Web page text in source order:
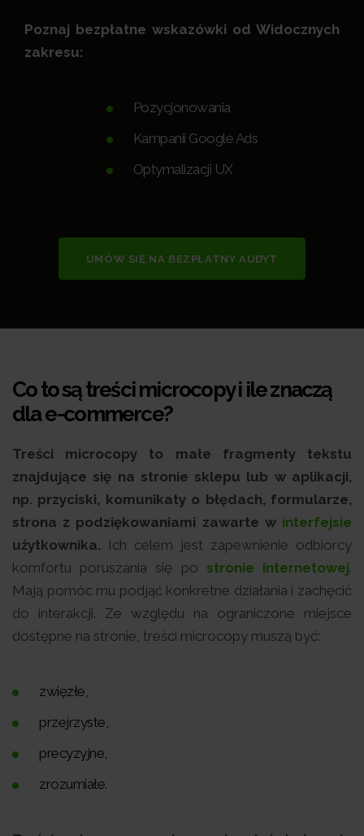
Poznaj bezpłatne wskazówki od Widocznych
zakresu:
Pozycjonowania
Kampanii Google Ads
Optymalizacji UX
UMÓW SIĘ NA BEZPŁATNY AUDYT
Co to są treści microcopy i ile znaczą
dla e-commerce?
Treści microcopy to małe fragmenty tekstu
znajdujące się na stronie sklepu lub w aplikacji,
np. przyciski, komunikaty o błędach, formularze,
strona z podziękowaniami zawarte w interfejsie
użytkownika. Ich celem jest zapewnienie odbiorcy
komfortu poruszania się po stronie internetowej.
Mają pomóc mu podjąć konkretne działania i zachęcić
do interakcji. Ze względu na ograniczone miejsce
dostępne na stronie, treści microcopy muszą być:
zwięzłe,
przejrzyste,
precyzyjne,
zrozumiałe.